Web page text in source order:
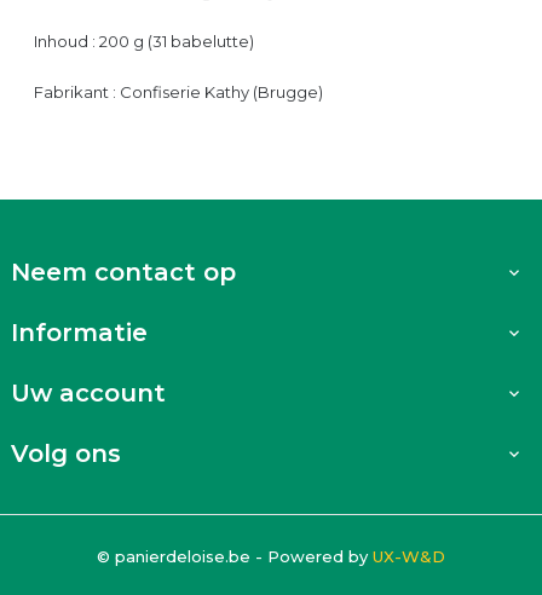
Inhoud : 200 g (31 babelutte)
Fabrikant : Confiserie Kathy (Brugge)
Neem contact op 
Informatie 
Uw account 
Volg ons 
© panierdeloise.be - Powered by UX-W&D